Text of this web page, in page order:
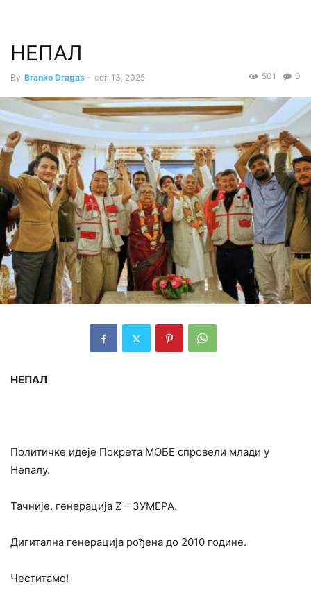
НЕПАЛ
By Branko Dragas - сеп 13, 2025 0
501
НЕПАЛ
Политичке идеје Покрета МОБЕ спровели млади у
Непалу.
Тачније, генерација Z – ЗУМЕРА.
Дигитална генерација рођена до 2010 године.
Честитамо!